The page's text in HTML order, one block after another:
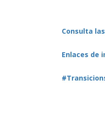
Consulta
Enlaces de